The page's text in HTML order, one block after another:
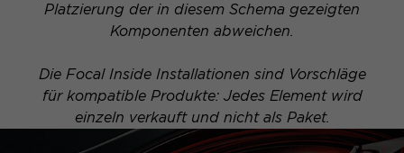
Platzierung der in diesem Schema gezeigten
Komponenten abweichen.
Die Focal Inside Installationen sind Vorschläge
für kompatible Produkte: Jedes Element wird
einzeln verkauft und nicht als Paket.